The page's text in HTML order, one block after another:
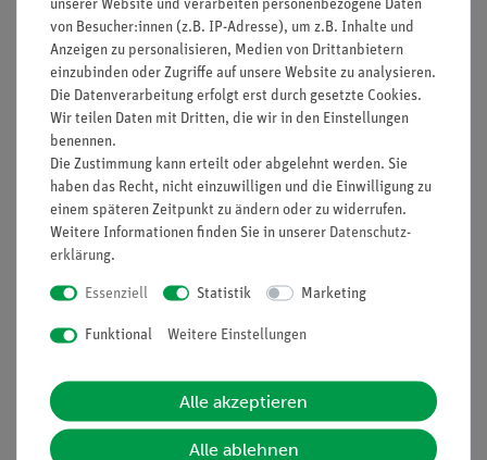
beiden Leiter.
Lernziele
Maxwell-Gleichungen
Magnetischer Fluss
Induktion
Überlagerung von Magnetfeldern
Gleichstrom
Media / Downloads
Versandkostenfrei ab 300,- €
unserer Website und verarbeiten personenbezogene Daten
von Besucher:innen (z.B. IP-Adresse), um z.B. Inhalte und
Anzeigen zu personalisieren, Medien von Drittanbietern
einzubinden oder Zugriffe auf unsere Website zu analysieren.
Die Datenverarbeitung erfolgt erst durch gesetzte Cookies.
Wir teilen Daten mit Dritten, die wir in den Einstellungen
benennen.
Die Zustimmung kann erteilt oder abgelehnt werden. Sie
haben das Recht, nicht einzuwilligen und die Einwilligung zu
einem späteren Zeitpunkt zu ändern oder zu widerrufen.
Weitere Informationen finden Sie in unserer Daten­schutz­
erklärung.
Essenziell Statistik Marketing
Funktional Weitere Einstellungen
Alle akzeptieren
Alle ablehnen